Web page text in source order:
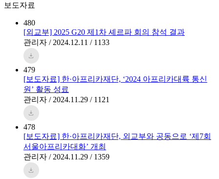
보도자료
480
[외교부] 2025 G20 제1차 셰르파 회의 참석 결과
관리자 / 2024.12.11 / 1133
479
[보도자료] 한·아프리카재단, ‘2024 아프리카대륙 통신
원’ 활동 성료
관리자 / 2024.11.29 / 1121
478
[보도자료] 한·아프리카재단, 외교부와 공동으로 ‘제7회
서울아프리카대화’ 개최
관리자 / 2024.11.29 / 1359